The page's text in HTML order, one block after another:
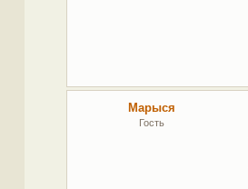
Марыся
Гость